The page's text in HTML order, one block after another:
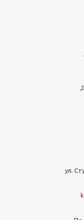
ул.